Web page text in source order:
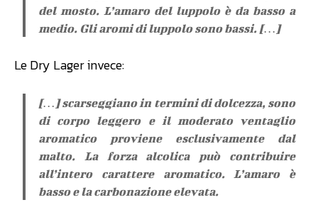
del mosto. L’amaro del luppolo è da basso a
medio. Gli aromi di luppolo sono bassi. […]
Le Dry Lager invece:
[…] scarseggiano in termini di dolcezza, sono
di corpo leggero e il moderato ventaglio
aromatico proviene esclusivamente dal
malto. La forza alcolica può contribuire
all’intero carattere aromatico. L’amaro è
basso e la carbonazione elevata.